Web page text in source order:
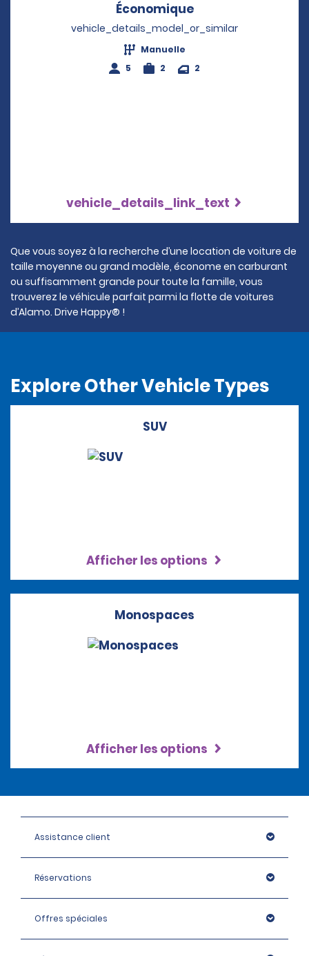
ÉconomiqueOpens in a new
vehicle_details_model_or_similar
Manuelle
5
2 2
vehicle_details_link_text
Que vous soyez à la recherche d’une location de voiture de
taille moyenne ou grand modèle, économe en carburant
ou suffisamment grande pour toute la famille, vous
trouverez le véhicule parfait parmi la flotte de voitures
d’Alamo. Drive Happy® !
Explore Other Vehicle Types
SUV
Afficher les options
Monospaces
Afficher les options
Assistance client
Réservations
Offres spéciales